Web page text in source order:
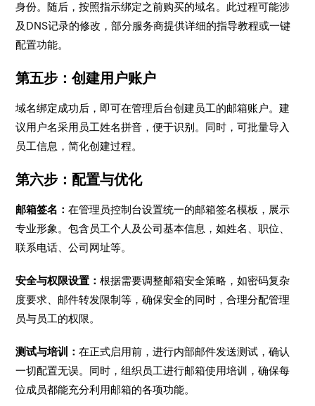
身份。随后，按照指示绑定之前购买的域名。此过程可能涉
及DNS记录的修改，部分服务商提供详细的指导教程或一键
配置功能。
第五步：创建用户账户
域名绑定成功后，即可在管理后台创建员工的邮箱账户。建
议用户名采用员工姓名拼音，便于识别。同时，可批量导入
员工信息，简化创建过程。
第六步：配置与优化
邮箱签名：在管理员控制台设置统一的邮箱签名模板，展示
专业形象。包含员工个人及公司基本信息，如姓名、职位、
联系电话、公司网址等。
安全与权限设置：根据需要调整邮箱安全策略，如密码复杂
度要求、邮件转发限制等，确保安全的同时，合理分配管理
员与员工的权限。
测试与培训：在正式启用前，进行内部邮件发送测试，确认
一切配置无误。同时，组织员工进行邮箱使用培训，确保每
位成员都能充分利用邮箱的各项功能。